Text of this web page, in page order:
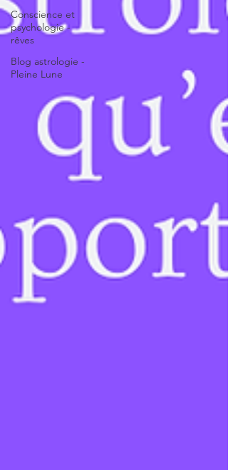
Conscience et
psychologie -
rêves
Blog astrologie -
Pleine Lune